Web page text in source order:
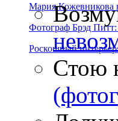
Мария Кожевникова
Фотограф Брэд
Роскошный
Стою